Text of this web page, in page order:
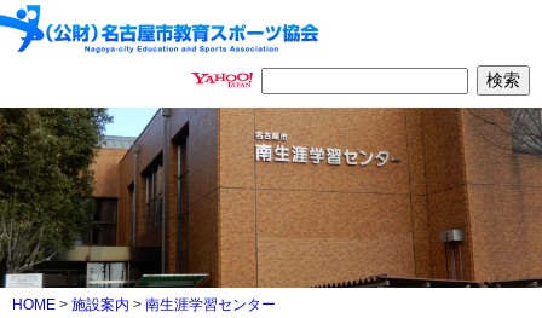
HOME > 施設案内 > 南生涯学習センター